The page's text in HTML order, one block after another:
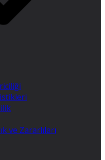
ve Zararlıları